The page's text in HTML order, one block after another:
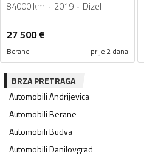
84000 km 2019 Dizel
27 500€
Berane prije 2 dana
BRZA PRETRAGA
AutomobiliAndrijevica
AutomobiliBerane
AutomobiliBudva
AutomobiliDanilovgrad